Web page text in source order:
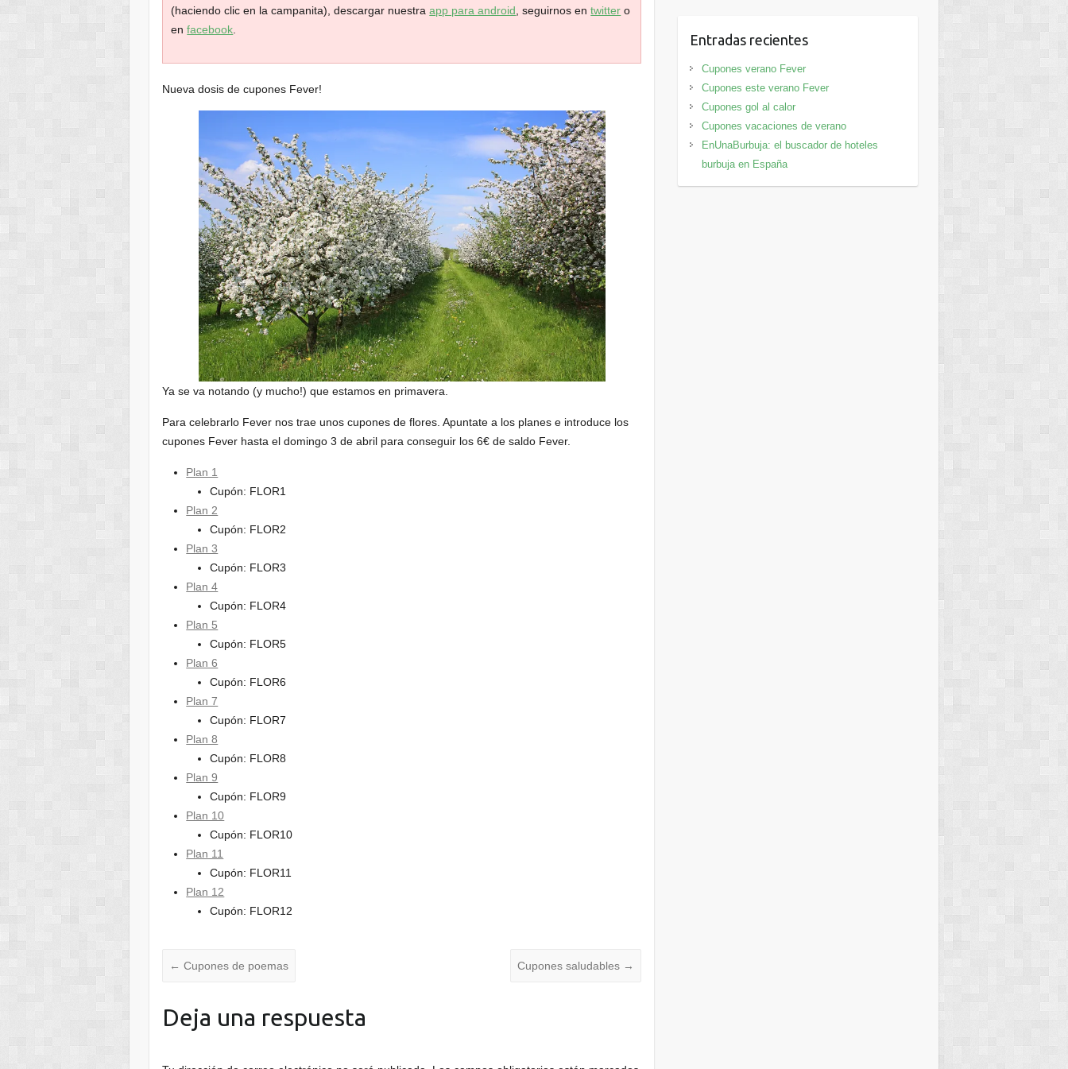
(haciendo clic en la campanita), descargar nuestraapp para android , seguirnos entwitter o
enfacebook
Nueva dosis de cupones Fever!
Ya se va notando (y mucho!) que estamos en primavera.
Para celebrarlo Fever nos trae unos cupones de flores. Apuntate a los planes e introduce los
cupones Fever hasta el domingo 3 de abril para conseguir los 6€ de saldo Fever.
Plan 1
Cupón: FLOR1
Plan 2
Cupón: FLOR2
Plan 3
Cupón: FLOR3
Plan 4
Cupón: FLOR4
Plan 5
Cupón: FLOR5
Plan 6
Cupón: FLOR6
Plan 7
Cupón: FLOR7
Plan 8
Cupón: FLOR8
Plan 9
Cupón: FLOR9
Plan 10
Cupón: FLOR10
Plan 11
Cupón: FLOR11
Plan 12
Cupón: FLOR12
← Cupones de poemas Cupones saludables →
Deja una respuesta
Entradas recientes
Cupones verano Fever
Cupones este verano Fever
Cupones gol al calor
Cupones vacaciones de verano
EnUnaBurbuja: el buscador de hoteles
burbuja en España